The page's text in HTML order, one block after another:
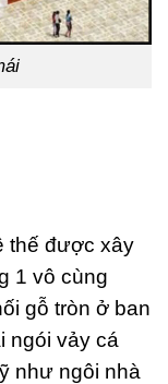
thế được xây
1 vô cùng
gỗ tròn ở ban
ngói vảy cá
như ngôi nhà